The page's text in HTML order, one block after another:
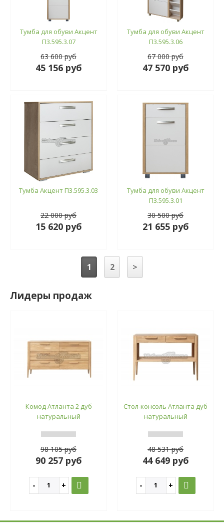
Тумба для обуви Акцент
П3.595.3.07
63 600 руб
45 156 руб
Тумба для обуви Акцент
П3.595.3.06
67 000 руб
47 570 руб
Тумба Акцент П3.595.3.03
22 000 руб
15 620 руб
Тумба для обуви Акцент
П3.595.3.01
30 500 руб
21 655 руб
1 2 >
Лидеры продаж
Комод Атланта 2 дуб
натуральный
98 105 руб
90 257 руб
Стол-консоль Атланта дуб
натуральный
48 531 руб
44 649 руб